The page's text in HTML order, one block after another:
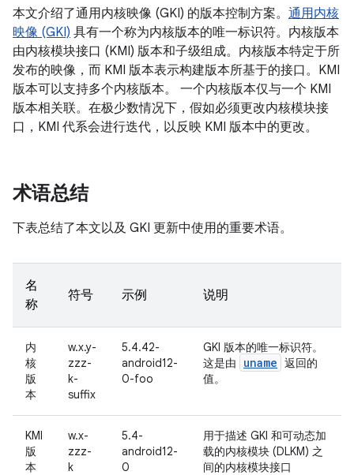
本文介绍了通用内核映像 (GKI) 的版本控制方案。 通用内核
映像 (GKI) 具有一个称为内核版本的唯一标识符。内核版本
由内核模块接口 (KMI) 版本和子级组成。内核版本特定于所
发布的映像，而 KMI 版本表示构建版本所基于的接口。KMI
版本可以支持多个内核版本。 一个内核版本仅与一个 KMI
版本相关联。在极少数情况下，假如必须更改内核模块接
口，KMI 代系会进行迭代，以反映 KMI 版本中的更改。
术语总结
下表总结了本文以及 GKI 更新中使用的重要术语。
名
称
符号 示例 说明
内
核
版
本
w.x.y-
zzz-
k-
suffix
5.4.42-
android12-
0-foo
GKI 版本的唯一标识符。
这是由
uname 返回的
值。
KMI
版
本
w.x-
zzz-
k
5.4-
android12-
0
用于描述 GKI 和可动态加
载的内核模块 (DLKM) 之
间的内核模块接口